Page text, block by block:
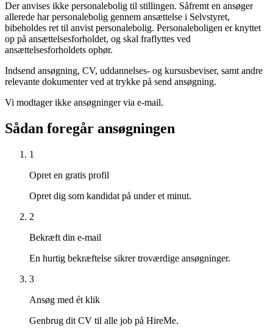
Der anvises ikke personalebolig til stillingen. Såfremt en ansøger
allerede har personalebolig gennem ansættelse i Selvstyret,
bibeholdes ret til anvist personalebolig. Personaleboligen er knyttet
op på ansættelsesforholdet, og skal fraflyttes ved
ansættelsesforholdets ophør.
Indsend ansøgning, CV, uddannelses- og kursusbeviser, samt andre
relevante dokumenter ved at trykke på send ansøgning.
Vi modtager ikke ansøgninger via e-mail.
Sådan foregår ansøgningen
1
Opret en gratis profil
Opret dig som kandidat på under et minut.
2
Bekræft din e-mail
En hurtig bekræftelse sikrer troværdige ansøgninger.
3
Ansøg med ét klik
Genbrug dit CV til alle job på HireMe.